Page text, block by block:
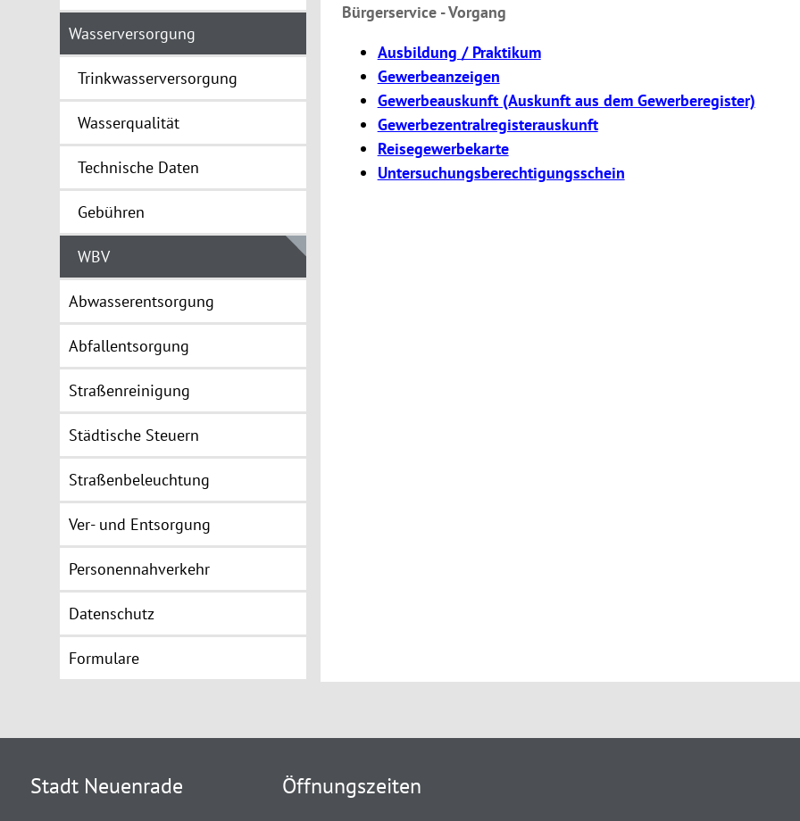
Wasserversorgung
Trinkwasserversorgung
Wasserqualität
Technische Daten
Gebühren
WBV
Abwasserentsorgung
Abfallentsorgung
Straßenreinigung
Städtische Steuern
Straßenbeleuchtung
Ver- und Entsorgung
Personennahverkehr
Datenschutz
Formulare
Bürgerservice - Vorgang
Ausbildung / Praktikum
Gewerbeanzeigen
Gewerbeauskunft (Auskunft aus dem Gewerberegister)
Gewerbezentralregisterauskunft
Reisegewerbekarte
Untersuchungsberechtigungsschein
Stadt Neuenrade Öffnungszeiten